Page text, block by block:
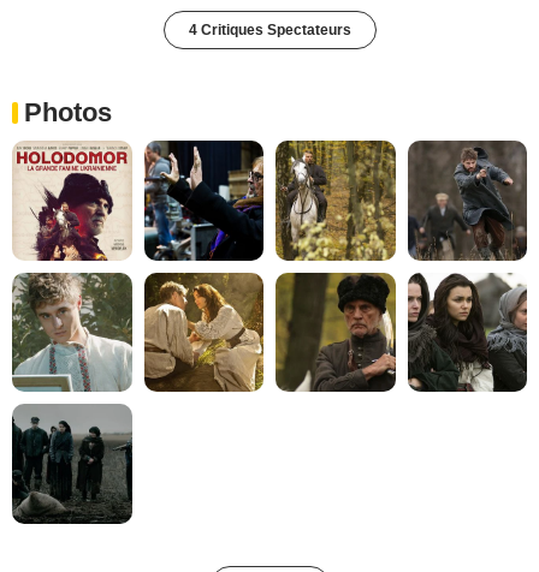
4 Critiques Spectateurs
Photos